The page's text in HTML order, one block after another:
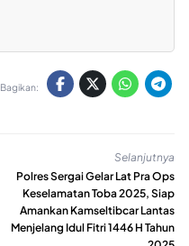
Bagikan:
Selanjutnya
Polres Sergai Gelar Lat Pra Ops
Keselamatan Toba 2025, Siap
Amankan Kamseltibcar Lantas
Menjelang Idul Fitri 1446 H Tahun